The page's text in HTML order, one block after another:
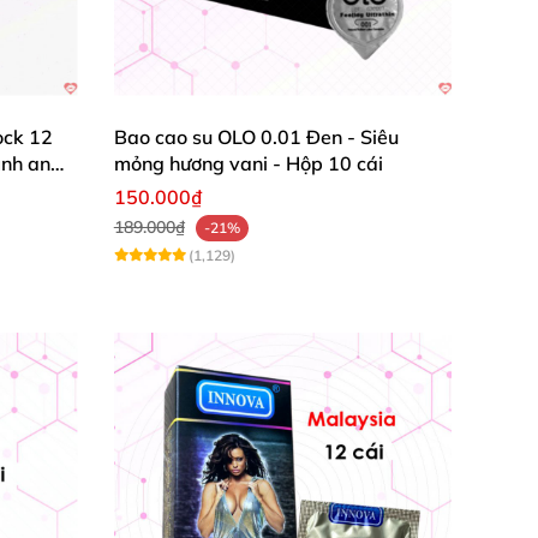
với người sử dụng
của người đàn ông , thật và quyến rũ đến
thích
gai mềm mại nhỏ li ti nằm ở đầu dương vật
mà bao cao su đôn dên
tự tin không làm gián đoạn cuộc yêu.
12
an
Bao cao su OLO 0.01 Đen - Siêu
mỏng hương vani - Hộp 10 cái
150.000₫
189.000₫
-21%
(1,129)